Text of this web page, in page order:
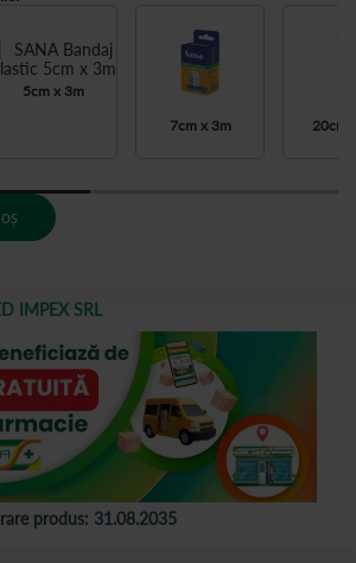
IMPEX SRL
produs: 31.08.2035
5cm x 3m
7cm x 3m
20cm